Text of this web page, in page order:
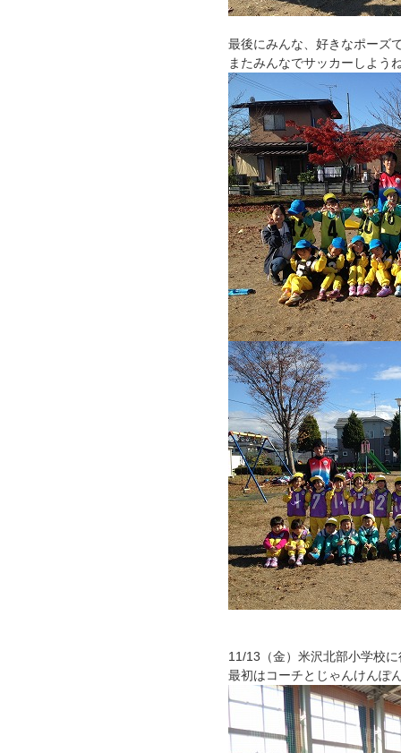
最後にみんな、好きなポーズ
またみんなでサッカーしよう
11/13（金）米沢北部小学校
最初はコーチとじゃんけんぽ